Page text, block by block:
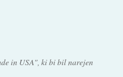
in USA", ki bi bil narejen